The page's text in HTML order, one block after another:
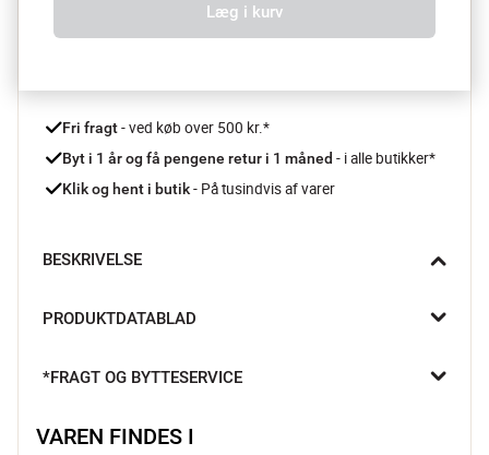
Læg i kurv
Fri fragt - ved køb over 500 kr.*
Byt i 1 år og få pengene retur i 1 måned - i alle butikker*
Klik og hent i butik - På tusindvis af varer
BESKRIVELSE
med sin reaktive glasur og bløde farvespil en hyggelig oase for
Unikt farvespil
PRODUKTDATABLAD
*FRAGT OG BYTTESERVICE
VAREN FINDES I